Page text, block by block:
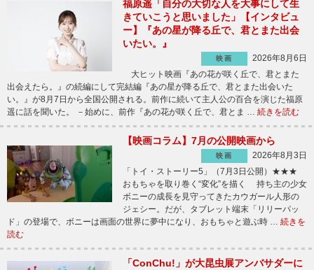
福原遥「自分の大切な人を大事にして生
きていこうと思いました」【インタビュ
ー】『あの星が降る丘で、君とまた出会
いたい。』
映画
2026年8月6日
大ヒット映画『あの花が咲く丘で、君とまた
出会えたら。』の続編にして完結編『あの星が降る丘で、君とまた出会いた
い。』が8月7日から全国公開される。前作に続いて主人公の百合を演じた福原
遥に話を聞いた。 －始めに、前作『あの花が咲く丘で、君とま … 続きを読む
【映画コラム】7月の公開映画から
映画
2026年8月3日
「トイ・ストーリー5」（7月3日公開）★★★
おもちゃを取り巻く“変化”を描く 持ち主の少女
ボニーの成長を見守ってきたカウガール人形の
ジェシー。だが、タブレット端末「リリーパッ
ド」の登場で、ボニーは画面の世界に夢中になり、おもちゃと遊ぶ時 … 続きを
読む
「ConChu!」が大昆虫展アンバサダーに